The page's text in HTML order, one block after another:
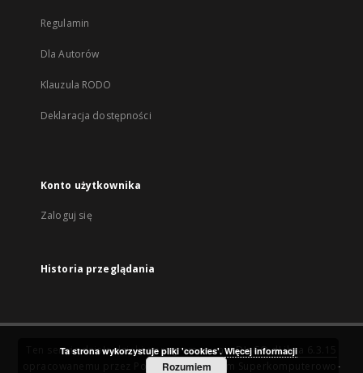
Regulamin
Dla Autorów
Klauzula RODO
Deklaracja dostępności
Konto użytkownika
Zaloguj się
Historia przeglądania
Ten serwis działa dzięki oprogramowaniuDInGO dLibra 6.3.15
Poznańskie Centrum Superkomputerowo-
Ta strona wykorzystuje pliki 'cookies'. Więcej informacji
Rozumiem